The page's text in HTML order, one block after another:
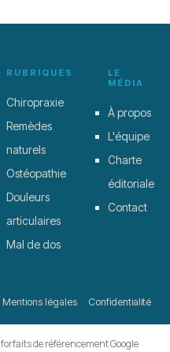
RUBRIQUES
Chiropraxie
Remèdes
naturels
Ostéopathie
Douleurs
articulaires
Mal de dos
LE
MÉDIA
À propos
L'équipe
Charte
éditoriale
Contact
Mentions légales Confidentialité
forfaits de référencement Google